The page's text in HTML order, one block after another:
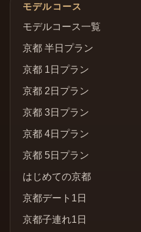
モデルコース
モデルコース一覧
京都 半日プラン
京都 1日プラン
京都 2日プラン
京都 3日プラン
京都 4日プラン
京都 5日プラン
はじめての京都
京都デート1日
京都子連れ1日